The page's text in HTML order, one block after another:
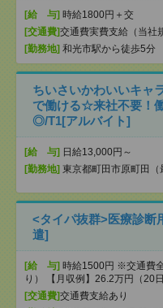
[給 与] 時給1800円＋交
[交通費]交通費実費支給（当社
[勤務地] 和光市駅から徒歩5分
ちいさいかわいいキャ
で働ける☆来社不要！
◎/T1[アルバイト]
[給 与] 日給13,000円～
[勤務地] 東京都町田市原町田（
<タイパ抜群>医療診断
遣]
[給 与] 時給1500円 ※交通費
り） 【月収例】26.2万円（20
[交通費]交通費支給あり